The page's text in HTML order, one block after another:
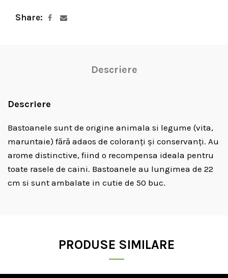
Share
Descriere
Descriere
Bastoanele sunt de origine animala si legume (vita,
maruntaie) fără adaos de coloranți și conservanți. Au
arome distinctive, fiind o recompensa ideala pentru
toate rasele de caini. Bastoanele au lungimea de 22
cm si sunt ambalate in cutie de 50 buc.
PRODUSE SIMILARE